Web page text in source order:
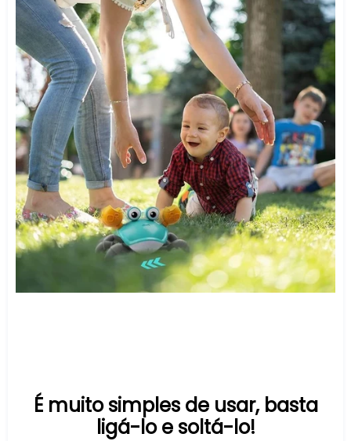
É muito simples de usar, basta
ligá-lo e soltá-lo!